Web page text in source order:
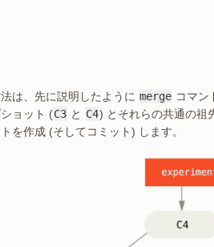
は、先に説明したように merge コマン
ョット (C3 と C4) とそれらの共通の祖
を作成 (そしてコミット) します。